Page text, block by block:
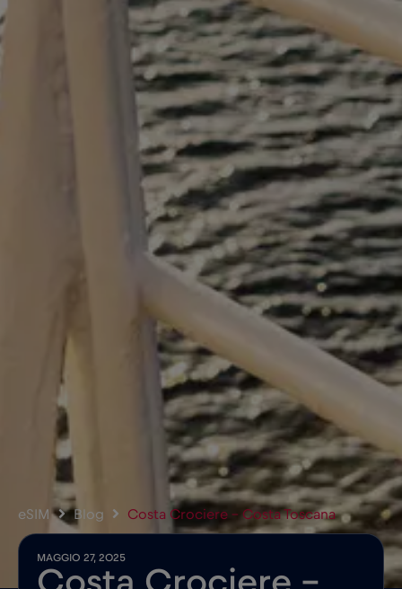
eSIM Blog Costa Crociere – Costa Toscana
MAGGIO 27, 2025